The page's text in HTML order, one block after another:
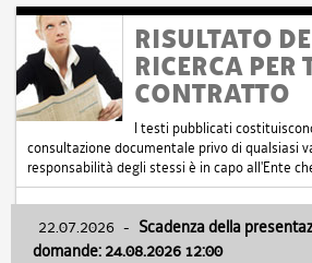
RISULTATO
RICERCA PER
CONTRATTO
I testi pubblicati
consultazione documentale privo di qualsiasi
responsabilità degli stessi è in capo all'Ente
22.07.2026 - Scadenza della
domande: 24.08.2026 12:00